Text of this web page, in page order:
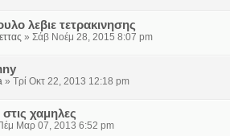
λεβιε τετρακινησης
» Σάβ Νοέμ 28, 2015 8:07 pm
» Τρί Οκτ 22, 2013 12:18 pm
χαμηλες
Μαρ 07, 2013 6:52 pm